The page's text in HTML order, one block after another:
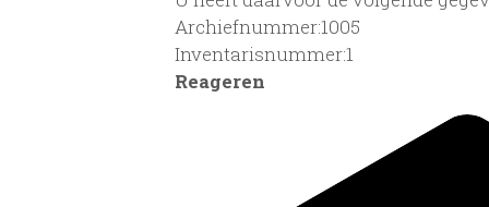
Archiefnummer:1005
Inventarisnummer:1
Reageren